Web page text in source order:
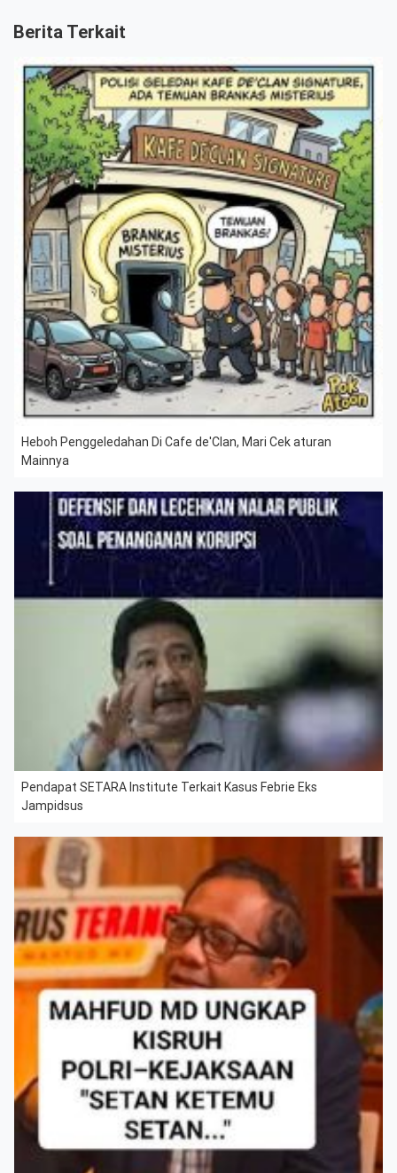
Berita Terkait
Heboh Penggeledahan Di Cafe de'Clan, Mari Cek aturan
Mainnya
Pendapat SETARA Institute Terkait Kasus Febrie Eks
Jampidsus